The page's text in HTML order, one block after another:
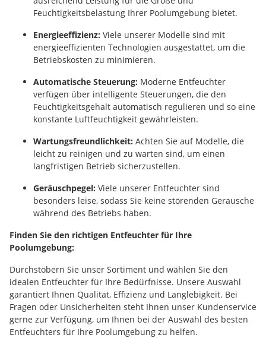
Feuchtigkeitsbelastung Ihrer Poolumgebung bietet.
Energieeffizienz: Viele unserer Modelle sind mit
energieeffizienten Technologien ausgestattet, um die
Betriebskosten zu minimieren.
Automatische Steuerung: Moderne Entfeuchter
verfügen über intelligente Steuerungen, die den
Feuchtigkeitsgehalt automatisch regulieren und so eine
konstante Luftfeuchtigkeit gewährleisten.
Wartungsfreundlichkeit: Achten Sie auf Modelle, die
leicht zu reinigen und zu warten sind, um einen
langfristigen Betrieb sicherzustellen.
Geräuschpegel: Viele unserer Entfeuchter sind
besonders leise, sodass Sie keine störenden Geräusche
während des Betriebs haben.
Finden Sie den richtigen Entfeuchter für Ihre
Poolumgebung:
Durchstöbern Sie unser Sortiment und wählen Sie den
idealen Entfeuchter für Ihre Bedürfnisse. Unsere Auswahl
garantiert Ihnen Qualität, Effizienz und Langlebigkeit. Bei
Fragen oder Unsicherheiten steht Ihnen unser Kundenservice
gerne zur Verfügung, um Ihnen bei der Auswahl des besten
Entfeuchters für Ihre Poolumgebung zu helfen.